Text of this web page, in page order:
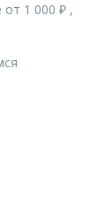
от 1 000 ₽ ,